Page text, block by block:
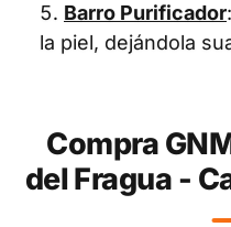
Barro Purificador
la piel, dejándola
Compra
del Fragua -